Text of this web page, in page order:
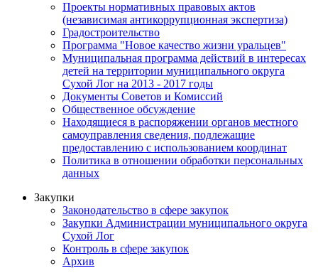
Проекты нормативных правовых актов
(независимая антикоррупционная экспертиза)
Градостроительство
Программа "Новое качество жизни уральцев"
Муниципальная программа действий в интересах
детей на территории муниципального округа
Сухой Лог на 2013 - 2017 годы
Документы Советов и Комиссий
Общественное обсуждение
Находящиеся в распоряжении органов местного
самоуправления сведения, подлежащие
предоставлению с использованием координат
Политика в отношении обработки персональных
данных
Закупки
Законодательство в сфере закупок
Закупки Администрации муниципального округа
Сухой Лог
Контроль в сфере закупок
Архив